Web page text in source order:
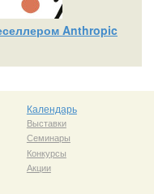
Anthropic
Календарь
Выставки
Семинары
Конкурсы
Акции